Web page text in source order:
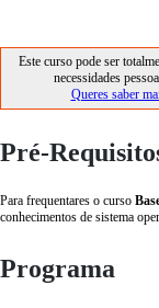
Este curso pode ser
necessidades
Queres saber
Pré-
Para frequentares o curso
conhecimentos de sistema
Programa